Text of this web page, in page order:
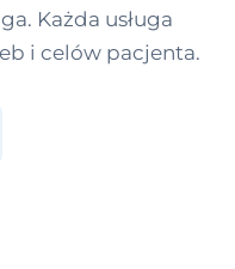
Każda usługa
i celów pacjenta.